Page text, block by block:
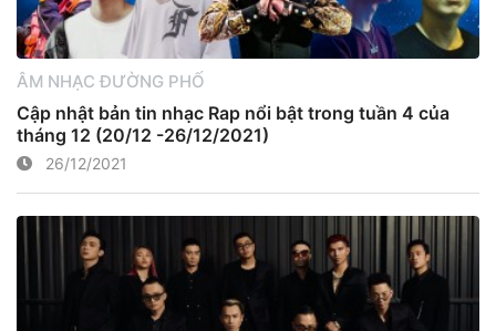
ÂM NHẠC ĐƯỜNG PHỐ
Cập nhật bản tin nhạc Rap nổi bật trong tuần 4 của
tháng 12 (20/12 -26/12/2021)
26/12/2021